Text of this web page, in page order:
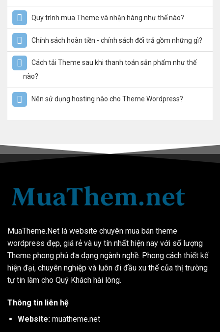
Quy trình mua Theme và nhận hàng như thế nào?
Chính sách hoàn tiền - chính sách đổi trả gồm những gì?
Cách tải Theme sau khi thanh toán sản phẩm như thế
nào?
Nên sử dụng hosting nào cho Theme Wordpress?
MuaTheme.Net là website chuyên mua bán theme
wordpress đẹp, giá rẻ và uy tín nhất hiện nay với số lượng
Theme phong phú đa dạng ngành nghề. Phong cách thiết kế
hiện đại, chuyên nghiệp và luôn đi đầu xu thế của thị trường
tự tin làm cho Quý Khách hài lòng.
Thông tin liên hệ
Website: muatheme.net